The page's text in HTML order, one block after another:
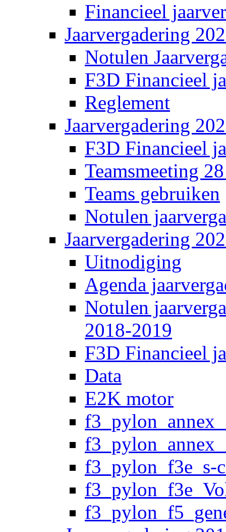
Financieel
Jaarvergadering
Notulen
F3D Financieel
Reglement
Jaarvergadering
F3D Financieel
Teamsmeeting
Teams gebruiken
Notulen
Jaarvergadering
Uitnodiging
Agenda
Notulen
2018-2019
F3D Financieel
Data
E2K motor
f3_pylon_f3e_s-